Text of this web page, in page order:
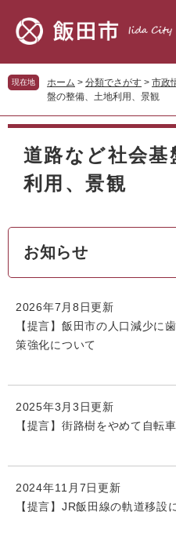
先
頭
す。
を
飛
し
現在地 ホーム > 分類でさがす > 市政
盤の整備、土地利用、景観
本
道路など社会基
利用、景観
お知らせ
2026年7月8日更新
【提言】飯田市の人口減少に
策強化について
2025年3月3日更新
【提言】街路樹をやめて自転
2024年11月7日更新
【提言】JR飯田線の軌道移設